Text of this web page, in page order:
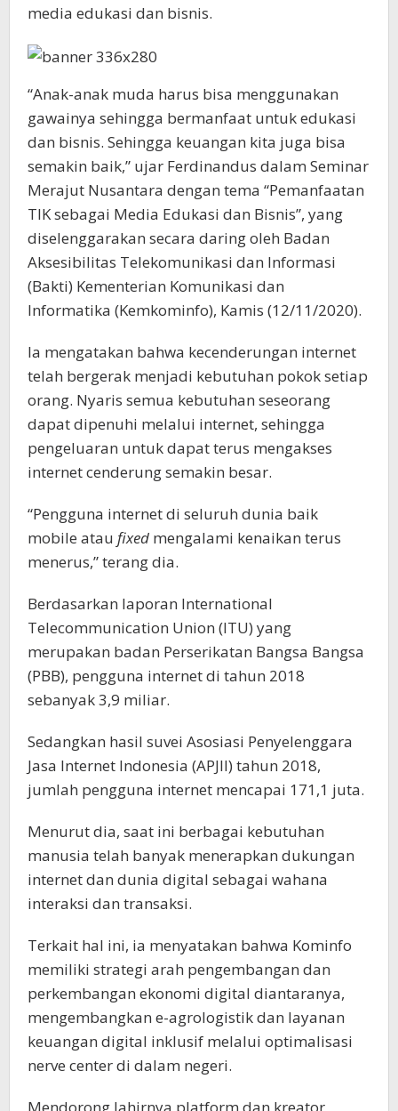
media edukasi dan bisnis.
“Anak-anak muda harus bisa menggunakan
gawainya sehingga bermanfaat untuk edukasi
dan bisnis. Sehingga keuangan kita juga bisa
semakin baik,” ujar Ferdinandus dalam Seminar
Merajut Nusantara dengan tema “Pemanfaatan
TIK sebagai Media Edukasi dan Bisnis”, yang
diselenggarakan secara daring oleh Badan
Aksesibilitas Telekomunikasi dan Informasi
(Bakti) Kementerian Komunikasi dan
Informatika (Kemkominfo), Kamis (12/11/2020).
Ia mengatakan bahwa kecenderungan internet
telah bergerak menjadi kebutuhan pokok setiap
orang. Nyaris semua kebutuhan seseorang
dapat dipenuhi melalui internet, sehingga
pengeluaran untuk dapat terus mengakses
internet cenderung semakin besar.
“Pengguna internet di seluruh dunia baik
mobile atau fixed mengalami kenaikan terus
menerus,” terang dia.
Berdasarkan laporan International
Telecommunication Union (ITU) yang
merupakan badan Perserikatan Bangsa Bangsa
(PBB), pengguna internet di tahun 2018
sebanyak 3,9 miliar.
Sedangkan hasil suvei Asosiasi Penyelenggara
Jasa Internet Indonesia (APJII) tahun 2018,
jumlah pengguna internet mencapai 171,1 juta.
Menurut dia, saat ini berbagai kebutuhan
manusia telah banyak menerapkan dukungan
internet dan dunia digital sebagai wahana
interaksi dan transaksi.
Terkait hal ini, ia menyatakan bahwa Kominfo
memiliki strategi arah pengembangan dan
perkembangan ekonomi digital diantaranya,
mengembangkan e-agrologistik dan layanan
keuangan digital inklusif melalui optimalisasi
nerve center di dalam negeri.
Mendorong lahirnya platform dan kreator